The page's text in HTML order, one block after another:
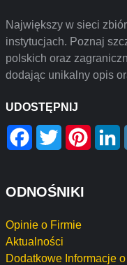
Największy w sieci
instytucjach. Poznaj
polskich oraz
dodając unikalny opis
UDOSTĘPNIJ
Facebook
Twitter
ODNOŚNIKI
Opinie o Firmie
Aktualności
Dodatkowe Informacje